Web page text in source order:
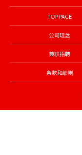
TOP PAGE
公司理念
兼职招聘
条款和细则